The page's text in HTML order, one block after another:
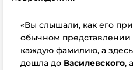
«Вы слышали, как его
обычном
каждую фамилию, а
дошла до Василевского,